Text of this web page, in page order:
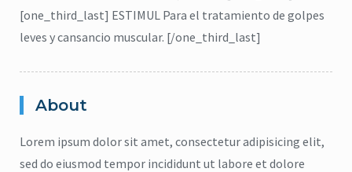
citronela,Eucalipto,
NORDIN Repelente
$0
Higiene
Read more
[one_third_last] ESTIMUL Para el tratamiento de golpes
leves y cansancio muscular. [/one_third_last]
About
Lorem ipsum dolor sit amet, consectetur adipisicing elit,
sed do eiusmod tempor incididunt ut labore et dolore